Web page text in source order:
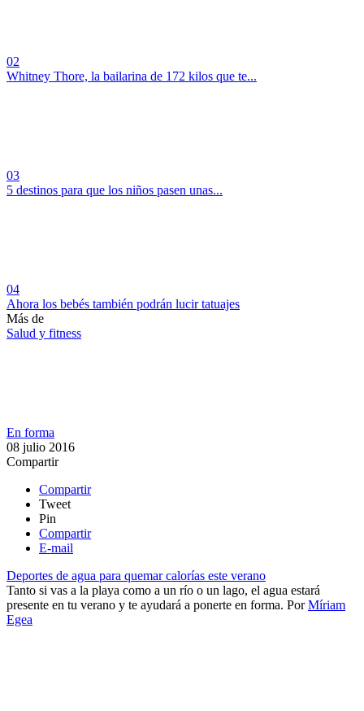
02
Whitney Thore, la bailarina de 172 kilos que te...
03
5 destinos para que los niños pasen unas...
04
Ahora los bebés también podrán lucir tatuajes
Más de
Salud y fitness
En forma
08 julio 2016
Compartir
Compartir
Tweet
Pin
Compartir
E-mail
Deportes de agua para quemar calorías este verano
Tanto si vas a la playa como a un río o un lago, el agua estará
presente en tu verano y te ayudará a ponerte en forma. PorMíriam
Egea